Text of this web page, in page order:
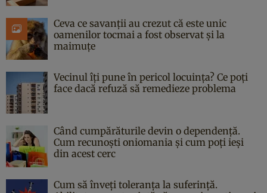
Ceva ce savanții au crezut că este unic
oamenilor tocmai a fost observat și la
maimuțe
Vecinul îți pune în pericol locuința? Ce poți
face dacă refuză să remedieze problema
Când cumpărăturile devin o dependență.
Cum recunoști oniomania și cum poți ieși
din acest cerc
Cum să înveți toleranța la suferință.